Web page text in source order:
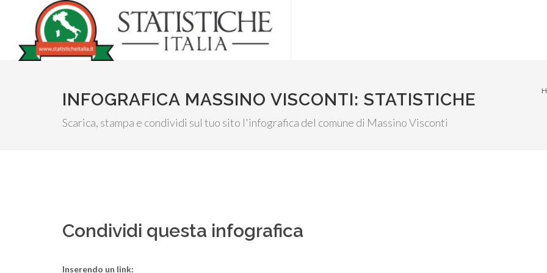
INFOGRAFICA MASSINO VISCONTI: STATISTICHE
Scarica, stampa e condividi sul tuo sito l'infografica del comune di Massino Visconti
Condividi questa infografica
Inserendo un link: